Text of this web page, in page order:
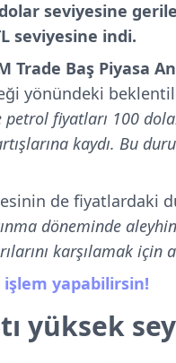
seviyesine
seviyesine indi.
Trade Baş Piyasa
yönündeki
fiyatları 100
kaydı. Bu
de fiyatlardaki
döneminde
karşılamak için
işlem yapabilirsin!
yüksek